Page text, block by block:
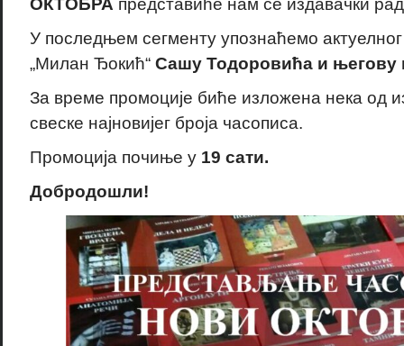
ОКТОБРА представиће нам се издавачки
У последњем сегменту упознаћемо
„Милан Ђокић“ Сашу Тодоровића и
За време промоције биће изложена нека
свеске најновијег броја часописа.
Промоција почиње у19 сати.
Добродошли!